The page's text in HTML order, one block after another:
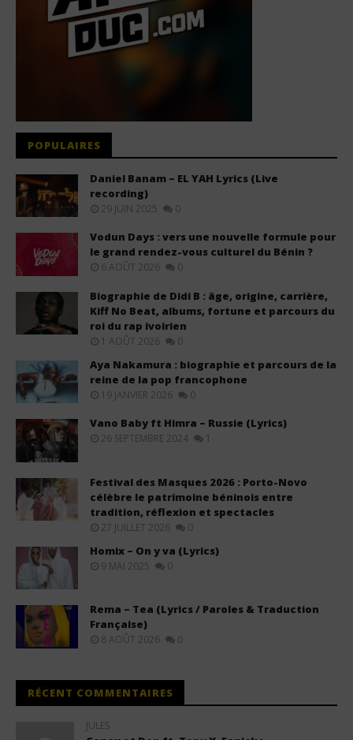
POPULAIRES
Daniel Banam – EL YAH Lyrics (Live
recording)
29 JUIN 2025 0
Vodun Days : vers une nouvelle formule pour
le grand rendez-vous culturel du Bénin ?
6 AOÛT 2026 0
Biographie de Didi B : âge, origine, carrière,
Kiff No Beat, albums, fortune et parcours du
roi du rap ivoirien
1 AOÛT 2026 0
Aya Nakamura : biographie et parcours de la
reine de la pop francophone
19 JANVIER 2026 0
Vano Baby ft Himra – Russie (Lyrics)
26 SEPTEMBRE 2024 1
Festival des Masques 2026 : Porto-Novo
célèbre le patrimoine béninois entre
tradition, réflexion et spectacles
27 JUILLET 2026 0
Homix – On y va (Lyrics)
9 MAI 2025 0
Rema – Tea (Lyrics / Paroles & Traduction
Française)
8 AOÛT 2026 0
RÉCENT COMMENTAIRES
JULES